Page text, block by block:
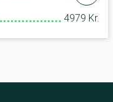
4979 Kr.